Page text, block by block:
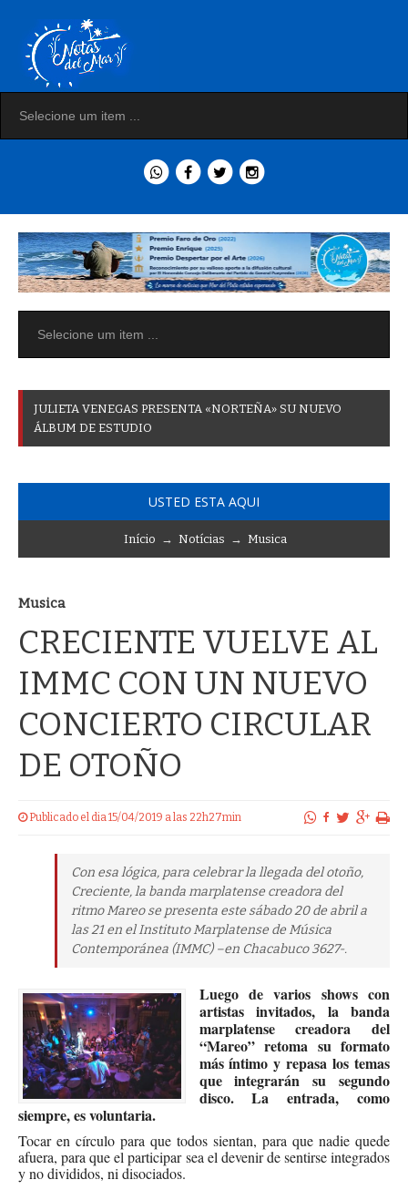
JULIETA VENEGAS PRESENTA «NORTEÑA» SU NUEVO
ÁLBUM DE ESTUDIO
USTED ESTA AQUI
Início → Notícias → Musica
Musica
CRECIENTE VUELVE AL
IMMC CON UN NUEVO
CONCIERTO CIRCULAR
DE OTOÑO
Publicado el dia 15/04/2019 a las 22h27min
Con esa lógica, para celebrar la llegada del otoño,
Creciente, la banda marplatense creadora del
ritmo Mareo se presenta este sábado 20 de abril a
las 21 en el Instituto Marplatense de Música
Contemporánea (IMMC) –en Chacabuco 3627-.
Luego de varios shows con
artistas invitados, la banda
marplatense creadora del
“Mareo” retoma su formato
más íntimo y repasa los temas
que integrarán su segundo
disco. La entrada, como
siempre, es voluntaria.
Tocar en círculo para que todos sientan, para que nadie quede
afuera, para que el participar sea el devenir de sentirse integrados
y no divididos, ni disociados.